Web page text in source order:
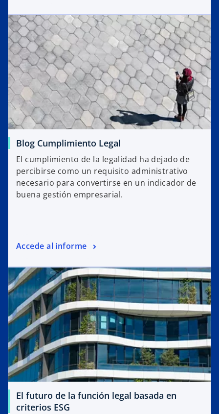
Blog Cumplimiento Legal
El cumplimiento de la legalidad ha dejado de
percibirse como un requisito administrativo
necesario para convertirse en un indicador de
buena gestión empresarial.
Accede al informe
El futuro de la función legal basada en
criterios ESG